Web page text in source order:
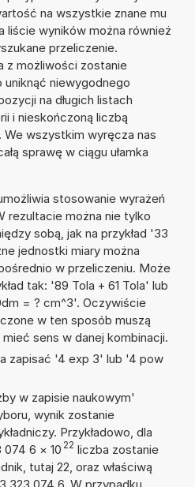
na wszystkie znane mu
liście wyników można również
przeliczenie.
z możliwości zostanie
niewygodnego
na długich listach
i nieskończoną liczbą
We wszystkim wyręcza nas
sprawę w ciągu ułamka
stosowanie wyrażeń
rezultacie można nie tylko
sobą, jak na przykład '33
jednostki miary można
w przeliczeniu. Może
tak: '89 Tola + 61 Tola' lub
= ? cm^3'. Oczywiście
w ten sposób muszą
sens w danej kombinacji.
zapisać '4 exp 3' lub '4 pow
w zapisie naukowym'
wynik zostanie
Przykładowo, dla
074 6 × 10 22 liczba zostanie
tutaj 22, oraz właściwą
323 074 6. W przypadku